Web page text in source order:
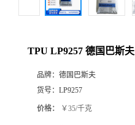
TPU LP9257 德国巴斯夫
品牌： 德国巴斯夫
货号： LP9257
价格： ￥35/千克